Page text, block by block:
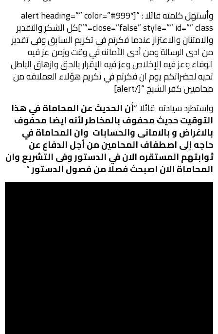
وأستهل كلمته قائلا : “[alert heading=”” color=”#999″
close=”false” style=”” id=”” class=””]كل الشكر والتقدير
والامتنان والاعتزاز عندما فكرتم في تكريم السابق وفى تقدير
من ادى الرسالة ومن أدى الأمانه في وقت وزمن عز فيه
الوفاء وعز فيه الإخلاص وعز فيه الإقرار بالحق وازهاق الباطل
تحيه لحضراتكم يوم ان فكرتم في تكريم هؤلاء العملاقه من
محاميين كفر الشيخ “[/alert]
واستطرد سيادته قائلا “أن الحديث عن المحاماة في هذا
التوقيت حديث محفوف بالمخاطر لأنه ايضا محفوف
بالاغراض و بالامانى والحسابات وان المحاماة في
حاجه إلى اصطفاف المحامين من أجل الدفاع عن
ثوابتهم المستقره الان في الدستور وفى التشريع وان
المحاماة الان اصبحث فصلا من فصول الدستور“